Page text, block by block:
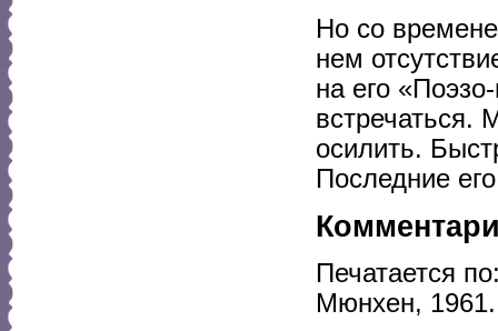
Но со
нем
на его
встречаться.
осилить.
Последние
Печатается
Мюнхен,